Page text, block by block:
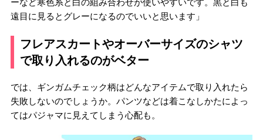
遠目に見るとグレーになるのでいいと思います」
フレアスカートやオーバーサイズのシャツ
で取り入れるのがベター
では、ギンガムチェック柄はどんなアイテムで取り入れたら
失敗しないのでしょうか。パンツなどは着こなしかたによっ
てはパジャマに見えてしまう心配も。